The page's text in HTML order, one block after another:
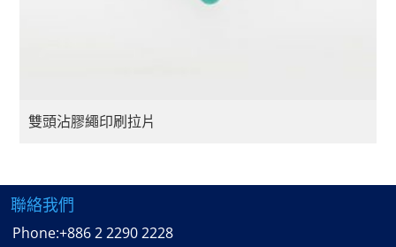
雙頭沾膠繩印刷拉片
聯絡我們
Phone:+886 2 2290 2228